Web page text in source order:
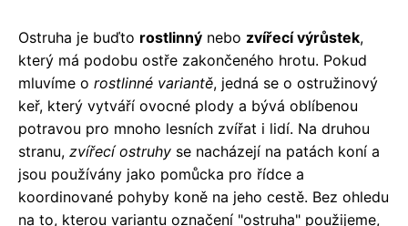
Ostruha je buďto rostlinný nebo zvířecí výrůstek,
který má podobu ostře zakončeného hrotu. Pokud
mluvíme o rostlinné variantě, jedná se o ostružinový
keř, který vytváří ovocné plody a bývá oblíbenou
potravou pro mnoho lesních zvířat i lidí. Na druhou
stranu, zvířecí ostruhy se nacházejí na patách koní a
jsou používány jako pomůcka pro řídce a
koordinované pohyby koně na jeho cestě. Bez ohledu
na to, kterou variantu označení "ostruha" použijeme,